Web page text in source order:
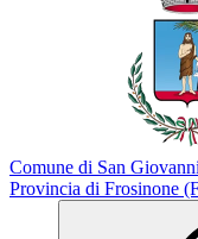
Comune di San
Provincia di Frosinone